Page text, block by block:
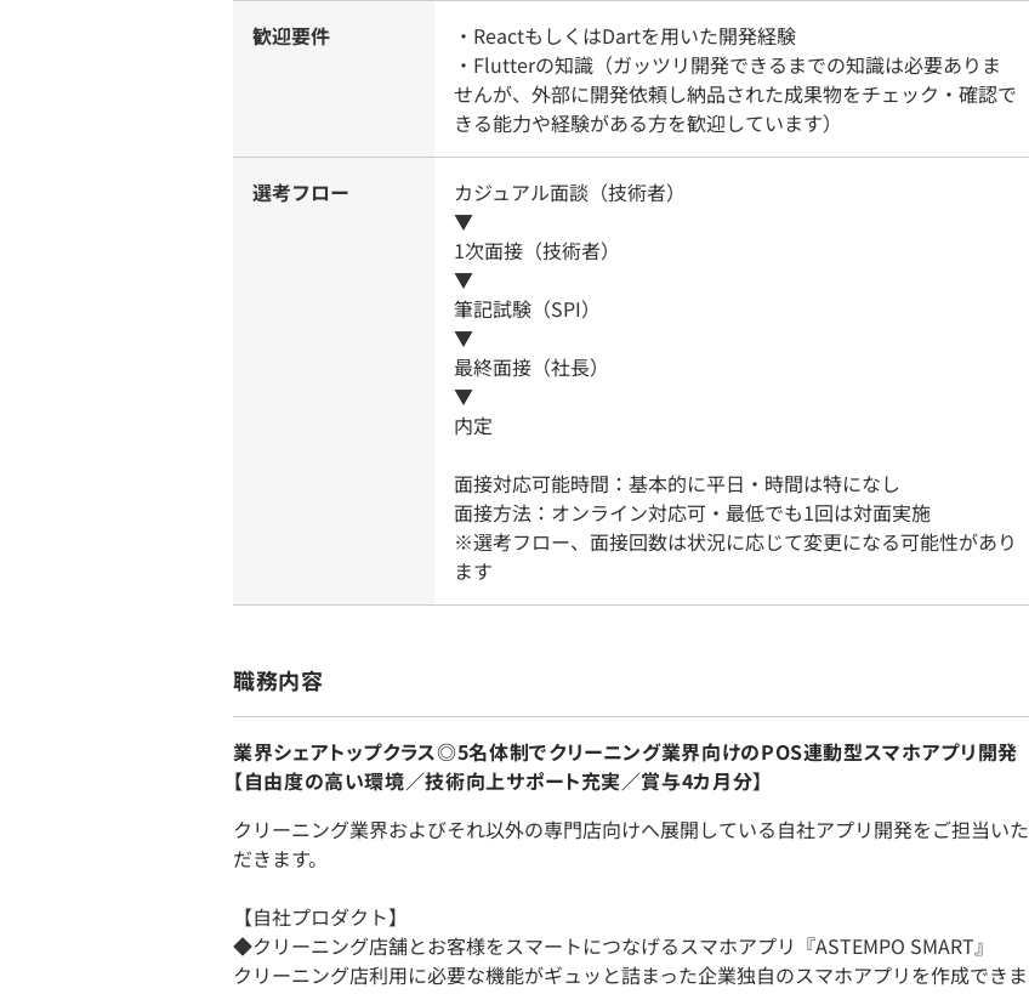
歓迎要件
・ReactもしくはDartを用いた開発経験
・Flutterの知識（ガッツリ開発できるまでの知識は必要ありま
せんが、外部に開発依頼し納品された成果物をチェック・確認で
きる能力や経験がある方を歓迎しています）
選考フロー
カジュアル面談（技術者）
▼
1次面接（技術者）
▼
筆記試験（SPI）
▼
最終面接（社長）
▼
内定
面接対応可能時間：基本的に平日・時間は特になし
面接方法：オンライン対応可・最低でも1回は対面実施
※選考フロー、面接回数は状況に応じて変更になる可能性があり
ます
職務内容
業界シェアトップクラス◎5名体制でクリーニング業界向けのPOS連動型スマホアプリ開発
【自由度の高い環境／技術向上サポート充実／賞与4カ月分】
クリーニング業界およびそれ以外の専門店向けへ展開している自社アプリ開発をご担当いた
だきます。
【自社プロダクト】
◆クリーニング店舗とお客様をスマートにつなげるスマホアプリ『ASTEMPO SMART』
クリーニング店利用に必要な機能がギュッと詰まった企業独自のスマホアプリを作成できま